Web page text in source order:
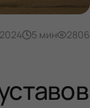
5 мин 2806